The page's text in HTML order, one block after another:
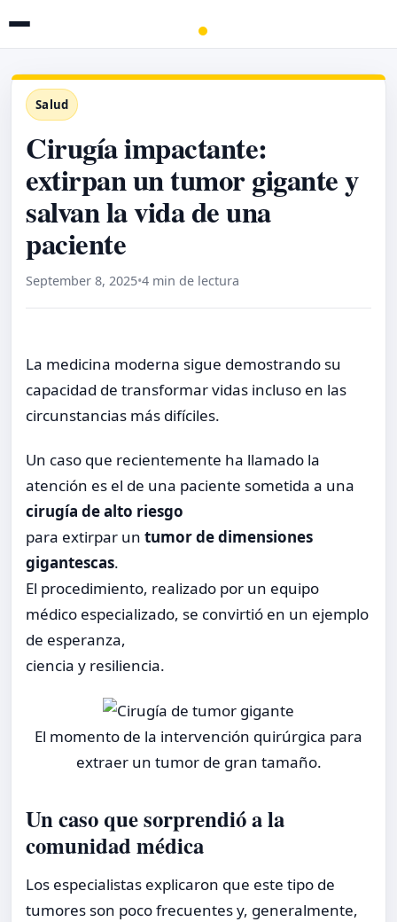
Salud
Cirugía impactante:
extirpan un tumor gigante y
salvan la vida de una
paciente
September 8, 2025•4 min de lectura
La medicina moderna sigue demostrando su
capacidad de transformar vidas incluso en las
circunstancias más difíciles.
Un caso que recientemente ha llamado la
atención es el de una paciente sometida a una
cirugía de alto riesgo
para extirpar un tumor de dimensiones
gigantescas.
El procedimiento, realizado por un equipo
médico especializado, se convirtió en un ejemplo
de esperanza,
ciencia y resiliencia.
El momento de la intervención quirúrgica para
extraer un tumor de gran tamaño.
Un caso que sorprendió a la
comunidad médica
Los especialistas explicaron que este tipo de
tumores son poco frecuentes y, generalmente,